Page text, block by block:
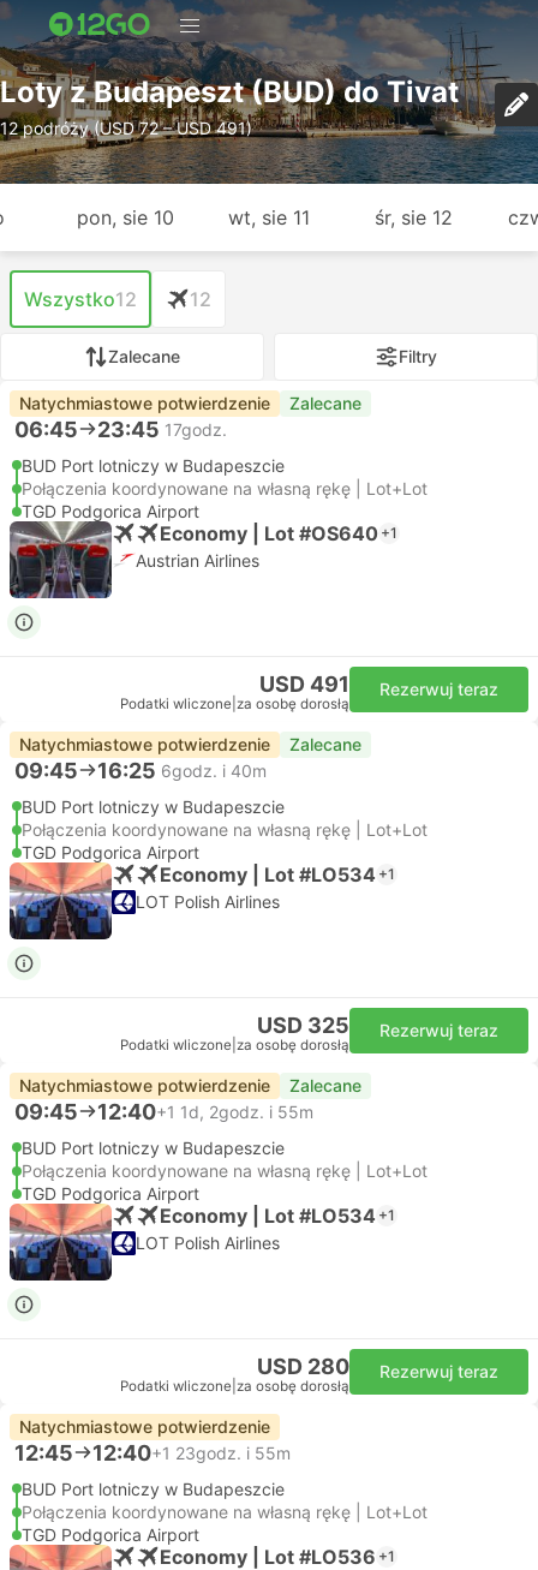
Loty z Budapeszt (BUD) do Tivat
12 podróży (USD 72 – USD 491)
pon, sie 10 wt, sie 11 śr, sie 12
Wszystko12 12
Zalecane Filtry
Natychmiastowe potwierdzenie Zalecane
06:45 23:45 17godz.
BUD Port lotniczy w Budapeszcie
Połączenia koordynowane na własną rękę | Lot+Lot
TGD Podgorica Airport
Economy | Lot #OS640 +1
Austrian Airlines
USD 491
Podatki wliczone za osobę dorosłą
Rezerwuj teraz
Natychmiastowe potwierdzenie Zalecane
09:45 16:25 6godz. i 40m
BUD Port lotniczy w Budapeszcie
Połączenia koordynowane na własną rękę | Lot+Lot
TGD Podgorica Airport
Economy | Lot #LO534 +1
LOT Polish Airlines
USD 325
Podatki wliczone za osobę dorosłą
Rezerwuj teraz
Natychmiastowe potwierdzenie Zalecane
09:45 12:40+1 1d, 2godz. i 55m
BUD Port lotniczy w Budapeszcie
Połączenia koordynowane na własną rękę | Lot+Lot
TGD Podgorica Airport
Economy | Lot #LO534 +1
LOT Polish Airlines
USD 280
Podatki wliczone za osobę dorosłą
Rezerwuj teraz
Natychmiastowe potwierdzenie
12:45 12:40+1 23godz. i 55m
BUD Port lotniczy w Budapeszcie
Połączenia koordynowane na własną rękę | Lot+Lot
TGD Podgorica Airport
Economy | Lot #LO536 +1